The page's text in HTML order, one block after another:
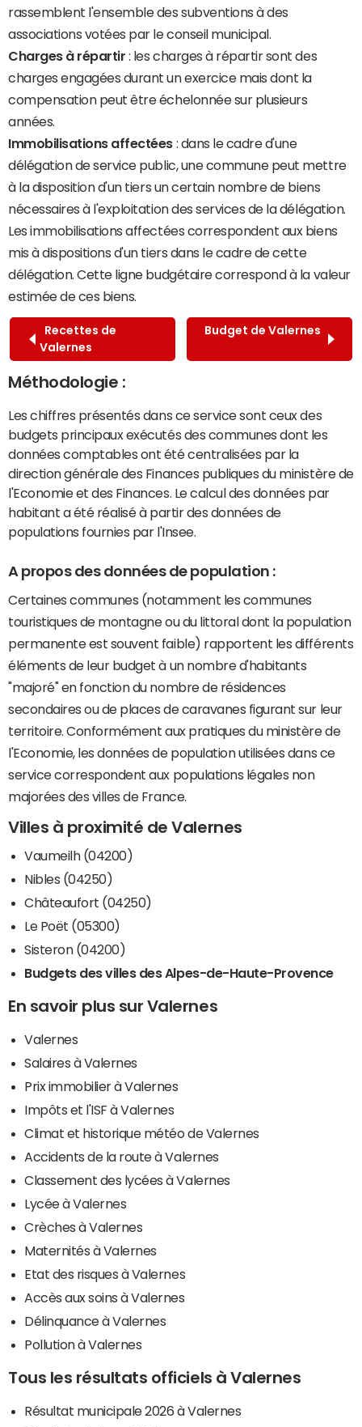
rassemblent l'ensemble des subventions à des
associations votées par le conseil municipal.
Charges à répartir : les charges à répartir sont des
charges engagées durant un exercice mais dont la
compensation peut être échelonnée sur plusieurs
années.
Immobilisations affectées : dans le cadre d'une
délégation de service public, une commune peut mettre
à la disposition d'un tiers un certain nombre de biens
nécessaires à l'exploitation des services de la délégation.
Les immobilisations affectées correspondent aux biens
mis à dispositions d'un tiers dans le cadre de cette
délégation. Cette ligne budgétaire correspond à la valeur
estimée de ces biens.
Recettes de
Valernes
Budget de Valernes
Méthodologie :
Les chiffres présentés dans ce service sont ceux des
budgets principaux exécutés des communes dont les
données comptables ont été centralisées par la
direction générale des Finances publiques du ministère de
l'Economie et des Finances. Le calcul des données par
habitant a été réalisé à partir des données de
populations fournies par l'Insee.
A propos des données de population :
Certaines communes (notamment les communes
touristiques de montagne ou du littoral dont la population
permanente est souvent faible) rapportent les différents
éléments de leur budget à un nombre d'habitants
"majoré" en fonction du nombre de résidences
secondaires ou de places de caravanes figurant sur leur
territoire. Conformément aux pratiques du ministère de
l'Economie, les données de population utilisées dans ce
service correspondent aux populations légales non
majorées des villes de France.
Villes à proximité de Valernes
Vaumeilh (04200)
Nibles (04250)
Châteaufort (04250)
Le Poët (05300)
Sisteron (04200)
Budgets des villes des Alpes-de-Haute-Provence
En savoir plus sur Valernes
Valernes
Salaires à Valernes
Prix immobilier à Valernes
Impôts et l'ISF à Valernes
Climat et historique météo de Valernes
Accidents de la route à Valernes
Classement des lycées à Valernes
Lycée à Valernes
Crèches à Valernes
Maternités à Valernes
Etat des risques à Valernes
Accès aux soins à Valernes
Délinquance à Valernes
Pollution à Valernes
Tous les résultats officiels à Valernes
Résultat municipale 2026 à Valernes